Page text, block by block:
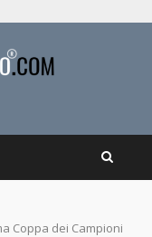
Coppa dei Campioni